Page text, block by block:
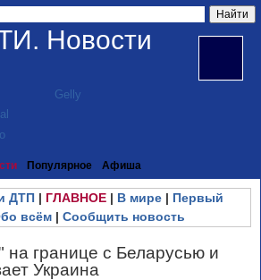
Новости
Популярное Афиша
ДТП| ГЛАВНОЕ| В мире| Первый
всём | Сообщить новость
на границе с Беларусью и
Украина